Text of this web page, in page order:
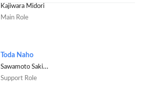
Kajiwara Midori
Main Role
Toda Naho
Sawamoto Sakiko [Ren's mother]
Support Role